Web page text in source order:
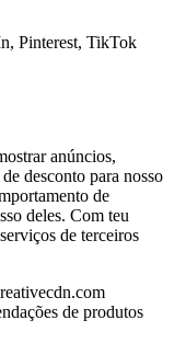
Pinterest, TikTok
anúncios,
desconto para nosso
de
deles. Com teu
de terceiros
de produtos